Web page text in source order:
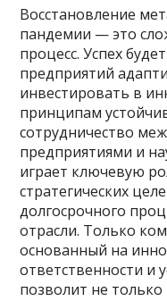
Восстановление
пандемии — это
процесс. Успех
предприятий
инвестировать в
принципам
сотрудничество
предприятиями и
играет ключевую
стратегических
долгосрочного
отрасли. Только
основанный на
ответственности и
позволит не